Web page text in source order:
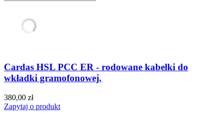
Cardas HSL PCC ER - rodowane kabelki do
wkładki gramofonowej.
380,00 zł
Zapytaj o produkt